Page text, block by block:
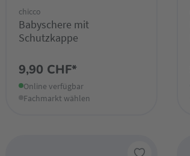
chicco
Babyschere mit
Schutzkappe
9,90 CHF*
Online verfügbar
Fachmarkt wählen